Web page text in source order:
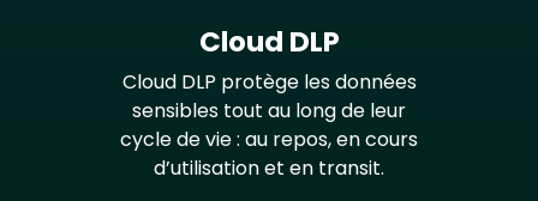
Cloud DLP
Cloud DLP protège les données
sensibles tout au long de leur
cycle de vie : au repos, en cours
d’utilisation et en transit.